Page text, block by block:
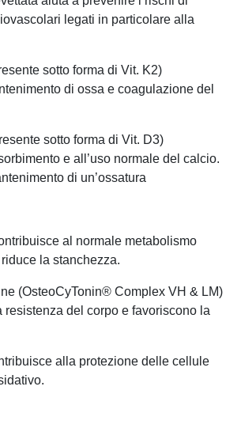
legati in particolare alla
sotto forma di Vit. K2)
di ossa e coagulazione del
sotto forma di Vit. D3)
e all’uso normale del calcio.
di un’ossatura
al normale metabolismo
la stanchezza.
(OsteoCyTonin® Complex VH & LM)
del corpo e favoriscono la
alla protezione delle cellule